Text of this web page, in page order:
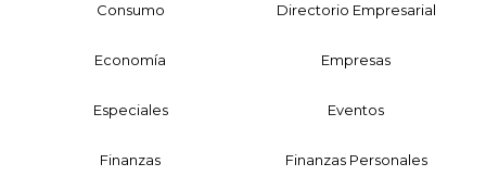
Consumo Directorio Empresarial
Economía Empresas
Especiales Eventos
Finanzas Finanzas Personales